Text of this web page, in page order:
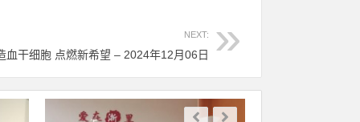
NEXT:
血干细胞 点燃新希望 – 2024年12月06日